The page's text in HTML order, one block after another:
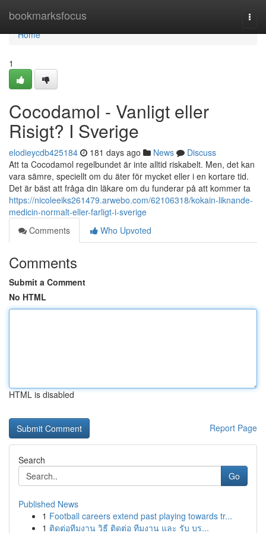
bookmarksfocus
Home
Home
1
Cocodamol - Vanligt eller
Risigt? I Sverige
elodieycdb425184 181 days ago News
Discuss
Att ta Cocodamol regelbundet är inte alltid riskabelt. Men, det kan
vara sämre, speciellt om du äter för mycket eller i en kortare tid.
Det är bäst att fråga din läkare om du funderar på att kommer ta
https://nicoleeiks261479.arwebo.com/62106318/kokain-liknande-
medicin-normalt-eller-farligt-i-sverige
Comments
Who Upvoted
Comments
Submit a Comment
No HTML
HTML is disabled
Report Page
Search
Go
Published News
1 Football careers extend past playing towards tr...
1 ติดต่อทีมงาน วิธี ติดต่อ ทีมงาน และ รับ บร...